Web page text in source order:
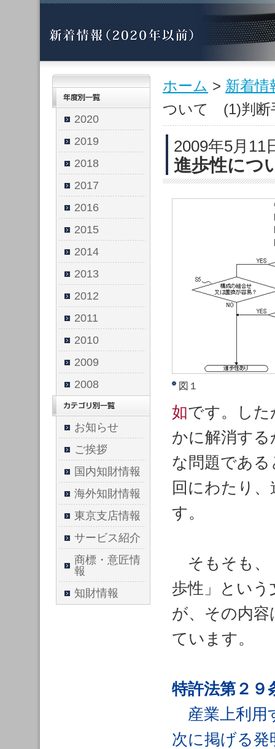
ホーム > 新着情
ついて (1)判断
2009年5月11
進歩性に
図１
如です。した
かに解消す
な問題であ
回にわたり
す。
そもそも、
歩性」という
が、その内容
ています。
特許法第２９
産業上利用
次に掲げる
2020
2019
2018
2017
2016
2015
2014
2013
2012
2011
2010
2009
2008
お知らせ
ご挨拶
国内知財情報
海外知財情報
東京支店情報
サービス紹介
商標・意匠情
報
知財情報